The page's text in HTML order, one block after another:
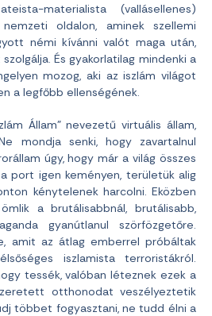
materialista (vallásellenes)
oldalon, aminek szellemi
némi kívánni valót maga után,
És gyakorlatilag mindenki a
mozog, aki az iszlám világot
a legfőbb ellenségének.
Állam” nevezetű virtuális állam,
mondja senki, hogy zavartalnul
úgy, hogy már a világ összes
port igen keményen, területük alig
kénytelenek harcolni. Eközben
a brutálisabbnál, brutálisabb,
gyanútlanul szörfözgetőre.
amit az átlag emberrel próbáltak
iszlamista terroristákról.
tessék, valóban léteznek ezek a
otthonodat veszélyeztetik
többet fogyasztani, ne tudd élni a